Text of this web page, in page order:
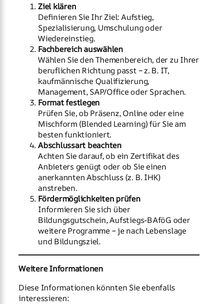
Ziel klären
Definieren Sie Ihr Ziel: Aufstieg,
Spezialisierung, Umschulung oder
Wiedereinstieg.
Fachbereich auswählen
Wählen Sie den Themenbereich, der zu Ihrer
beruflichen Richtung passt – z. B. IT,
kaufmännische Qualifizierung,
Management, SAP/Office oder Sprachen.
Format festlegen
Prüfen Sie, ob Präsenz, Online oder eine
Mischform (Blended Learning) für Sie am
besten funktioniert.
Abschlussart beachten
Achten Sie darauf, ob ein Zertifikat des
Anbieters genügt oder ob Sie einen
anerkannten Abschluss (z. B. IHK)
anstreben.
Fördermöglichkeiten prüfen
Informieren Sie sich über
Bildungsgutschein, Aufstiegs-BAföG oder
weitere Programme – je nach Lebenslage
und Bildungsziel.
Weitere Informationen
Diese Informationen könnten Sie ebenfalls
interessieren: